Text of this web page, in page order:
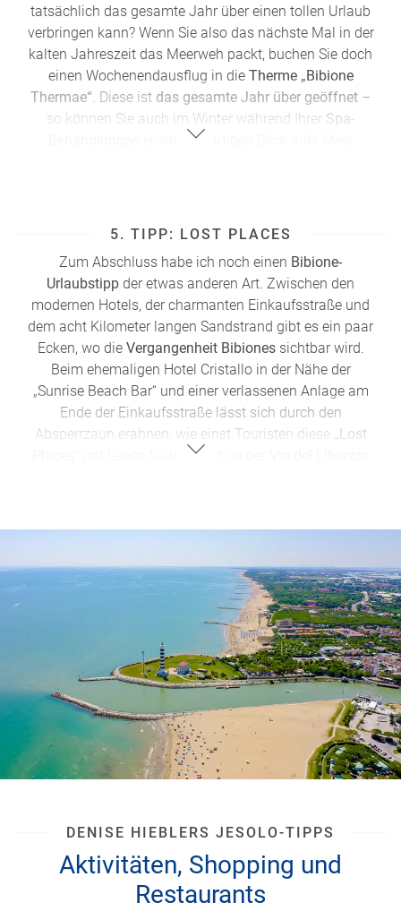
tatsächlich das gesamte Jahr über einen tollen Urlaub
verbringen kann? Wenn Sie also das nächste Mal in der
kalten Jahreszeit das Meerweh packt, buchen Sie doch
einen Wochenendausflug in die Therme „Bibione
Thermae“. Diese ist das gesamte Jahr über geöffnet –
so können Sie auch im Winter während Ihrer Spa-
einen großartigen Blick aufs Meer
5. TIPP: LOST PLACES
Zum Abschluss habe ich noch einen Bibione-
Urlaubstipp der etwas anderen Art. Zwischen den
modernen Hotels, der charmanten Einkaufsstraße und
dem acht Kilometer langen Sandstrand gibt es ein paar
Ecken, wo die Vergangenheit Bibionessichtbar wird.
Beim ehemaligen Hotel Cristallo in der Nähe der
„Sunrise Beach Bar“ und einer verlassenen Anlage am
Ende der Einkaufsstraße lässt sich durch den
Absperrzaun erahnen, wie einst Touristen diese
„Lost
mit Leben füllten. Auch in der
DENISE HIEBLERS JESOLO-TIPPS
Aktivitäten, Shopping und
Restaurants